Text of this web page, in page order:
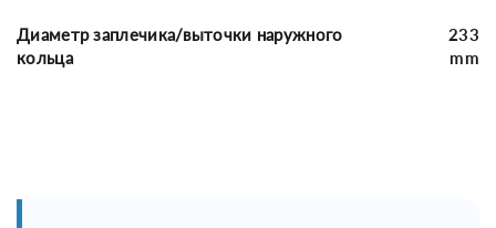
Диаметр заплечика/выточки наружного
кольца
233
mm